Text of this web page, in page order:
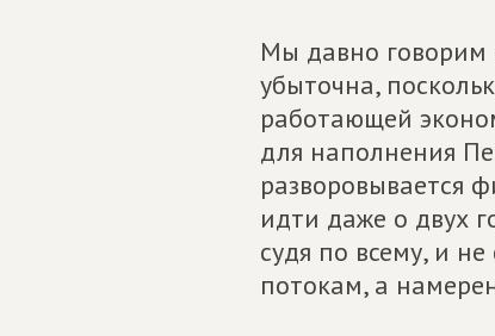
Мы давно говорим
убыточна,
работающей
для наполнения
разворовывается
идти даже о двух
судя по всему, и
потокам, а